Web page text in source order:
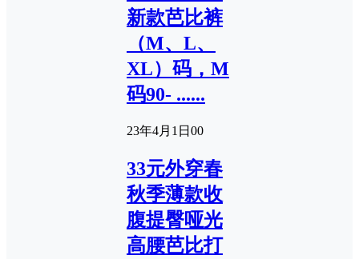
新款芭比裤
（M、L、
XL）码，M
码90- ......
23年4月1日 00
33元外穿春
秋季薄款收
腹提臀哑光
高腰芭比打